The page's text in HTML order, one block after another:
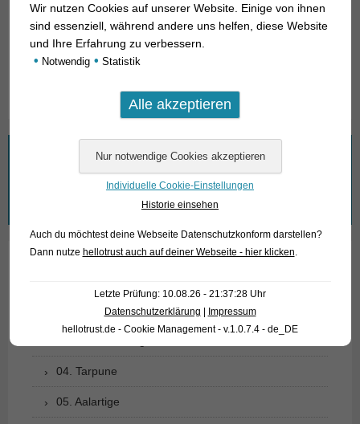
Herkunft Amazonasgebiet
Name Potamorrhaphis guianensis
Wonach suchen Sie?
02. Lebende Fossilien
04. Tarpune
05. Aalartige
Wir nutzen Cookies auf unserer Website. Einige von ihnen
sind essenziell, während andere uns helfen, diese Website
und Ihre Erfahrung zu verbessern.
• Notwendig • Statistik
Individuelle Cookie-Einstellungen
Historie einsehen
Auch du möchtest deine Webseite Datenschutzkonform darstellen?
Dann nutze hellotrust auch auf deiner Webseite - hier klicken.
Letzte Prüfung: 10.08.26 - 21:37:28 Uhr
Datenschutzerklärung
Impressum
hellotrust.de - Cookie Management - v.1.0.7.4 - de_DE